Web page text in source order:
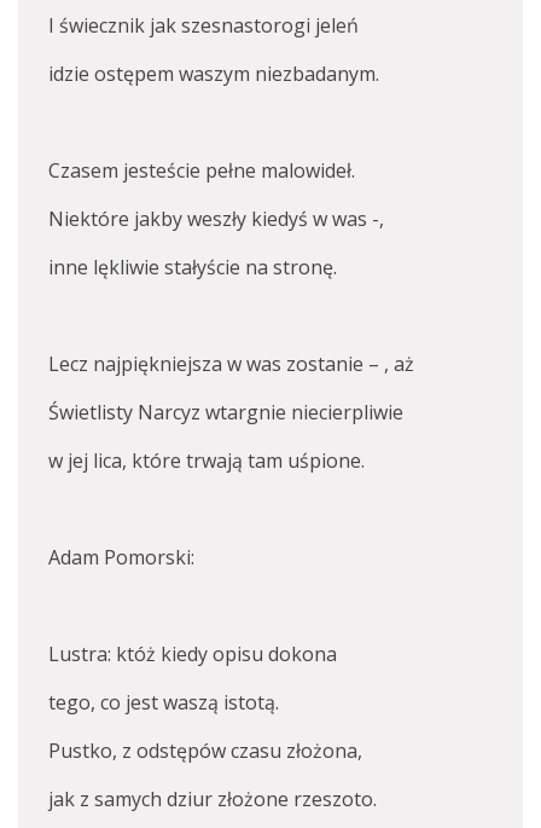
I świecznik jak szesnastorogi jeleń
idzie ostępem waszym niezbadanym.
Czasem jesteście pełne malowideł.
Niektóre jakby weszły kiedyś w was -,
inne lękliwie stałyście na stronę.
Lecz najpiękniejsza w was zostanie – , aż
Świetlisty Narcyz wtargnie niecierpliwie
w jej lica, które trwają tam uśpione.
Adam Pomorski:
Lustra: któż kiedy opisu dokona
tego, co jest waszą istotą.
Pustko, z odstępów czasu złożona,
jak z samych dziur złożone rzeszoto.